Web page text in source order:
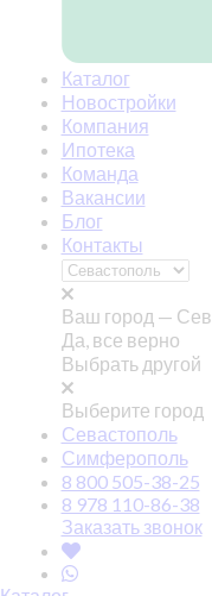
Каталог
Новостройки
Компания
Ипотека
Команда
Вакансии
Блог
Контакты
Ваш город —
Да, все верно
Выбрать другой
Выберите город
Севастополь
Симферополь
8 800 505-38-25
8 978 110-86-38
Заказать звонок